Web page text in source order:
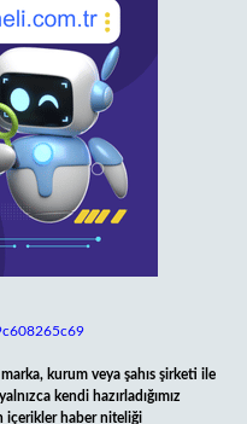
kurum veya şahıs şirketi ile
kendi hazırladığımız
içerikler haber niteliği